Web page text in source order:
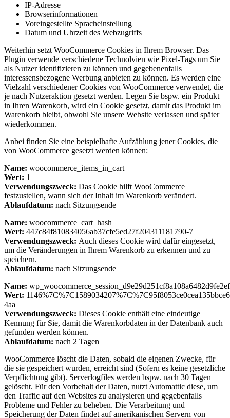
IP-Adresse
Browserinformationen
Voreingestellte Spracheinstellung
Datum und Uhrzeit des Webzugriffs
Weiterhin setzt WooCommerce Cookies in Ihrem Browser. Das
Plugin verwende verschiedene Technolvien wie Pixel-Tags um Sie
als Nutzer identifizieren zu können und gegebenenfalls
interessensbezogene Werbung anbieten zu können. Es werden eine
Vielzahl verschiedener Cookies von WooCommerce verwendet, die
je nach Nutzeraktion gesetzt werden. Legen Sie bspw. ein Produkt
in Ihren Warenkorb, wird ein Cookie gesetzt, damit das Produkt im
Warenkorb bleibt, obwohl Sie unsere Website verlassen und später
wiederkommen.
Anbei finden Sie eine beispielhafte Aufzählung jener Cookies, die
von WooCommerce gesetzt werden können:
Name: woocommerce_items_in_cart
Wert: 1
Verwendungszweck: Das Cookie hilft WooCommerce
festzustellen, wann sich der Inhalt im Warenkorb verändert.
Ablaufdatum: nach Sitzungsende
Name: woocommerce_cart_hash
Wert: 447c84f810834056ab37cfe5ed27f204311181790-7
Verwendungszweck: Auch dieses Cookie wird dafür eingesetzt,
um die Veränderungen in Ihrem Warenkorb zu erkennen und zu
speichern.
Ablaufdatum: nach Sitzungsende
Name:
Wert:
4aa
Verwendungszweck: Dieses Cookie enthält eine eindeutige
Kennung für Sie, damit die Warenkorbdaten in der Datenbank auch
gefunden werden können.
Ablaufdatum: nach 2 Tagen
WooCommerce löscht die Daten, sobald die eigenen Zwecke, für
die sie gespeichert wurden, erreicht sind (Sofern es keine gesetzliche
Verpflichtung gibt). Serverlogfiles werden bspw. nach 30 Tagen
gelöscht. Für den Vorbehalt der Daten, nutzt Automattic diese, um
den Traffic auf den Websites zu analysieren und gegebenfalls
Probleme und Fehler zu beheben. Die Verarbeitung und
Speicherung der Daten findet auf amerikanischen Servern von